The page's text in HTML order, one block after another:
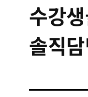
수강
솔직